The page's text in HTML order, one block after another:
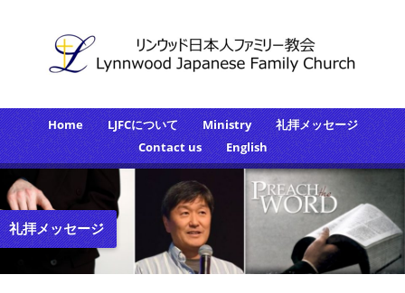
Home LJFCについて Ministry
礼拝メッセージ
Contact us
English
礼拝メッセージ